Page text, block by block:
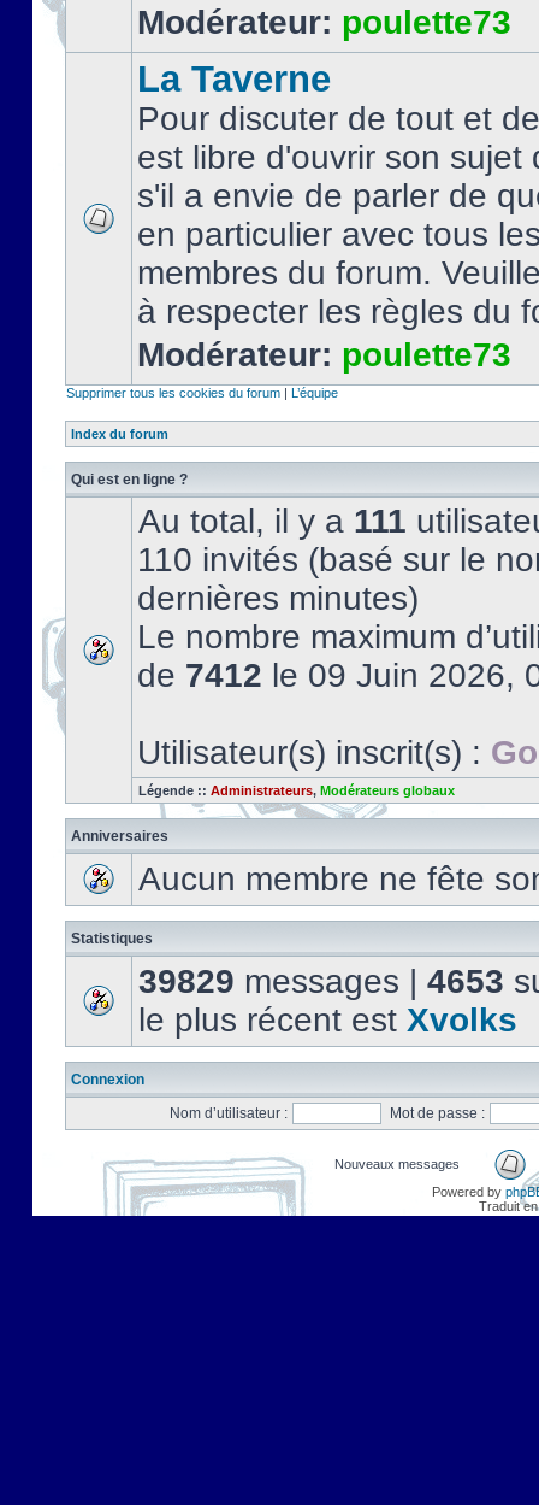
Modérateur: poulette73
La Taverne
Pour discuter de tout et
est libre d'ouvrir son sujet
s'il a envie de parler de
en particulier avec tous
membres du forum.
à respecter les règles du
Modérateur: poulette73
Supprimer tous les cookies du forum | L’équipe
Index du forum
Qui est en ligne ?
Au total, il y a 111
110 invités (basé sur le
dernières minutes)
Le nombre maximum
de 7412 le 09 Juin 2026,
Utilisateur(s) inscrit(s) :
Légende :: Administrateurs, Modérateurs globaux
Anniversaires
Aucun membre ne fête
Statistiques
39829 messages | 4653
le plus récent est Xvolks
Connexion
Nom d’utilisateur :
Mot de passe :
Nouveaux messages
Powered by
Traduit